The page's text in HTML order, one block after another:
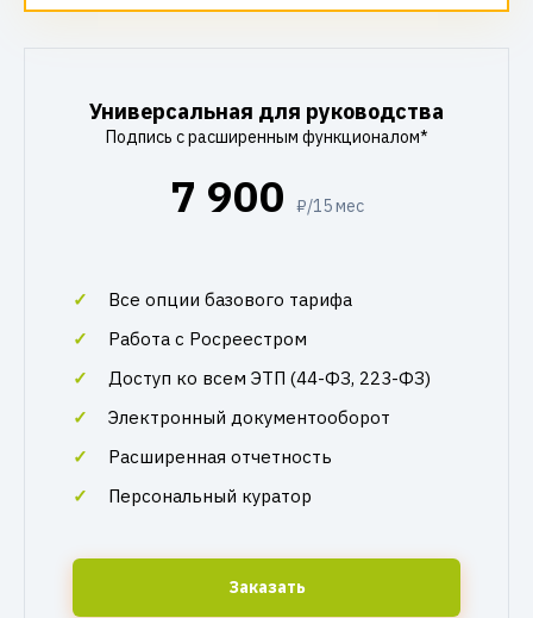
Универсальная для руководства
Подпись с расширенным функционалом*
7 900 ₽/15 мес
Все опции базового тарифа
Работа с Росреестром
Доступ ко всем ЭТП (44-ФЗ, 223-ФЗ)
Электронный документооборот
Расширенная отчетность
Персональный куратор
Заказать